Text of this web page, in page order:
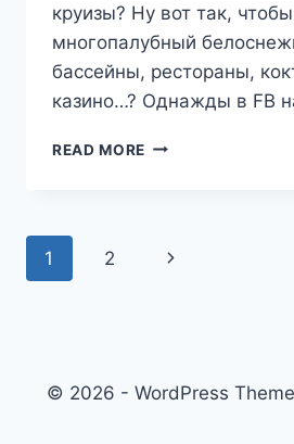
круизы? Ну вот так, чтобы
многопалубный
бассейны, рестораны,
казино…? Однажды в FB
READ MORE ПУТЕШЕСТВИЕ
ПОДГОТОВКА
Page
1 2
Next
© 2026 - WordPress